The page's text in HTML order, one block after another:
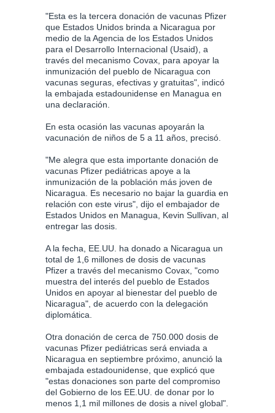
"Esta es la tercera donación de vacunas Pfizer
que Estados Unidos brinda a Nicaragua por
medio de la Agencia de los Estados Unidos
para el Desarrollo Internacional (Usaid), a
través del mecanismo Covax, para apoyar la
inmunización del pueblo de Nicaragua con
vacunas seguras, efectivas y gratuitas", indicó
la embajada estadounidense en Managua en
una declaración.
En esta ocasión las vacunas apoyarán la
vacunación de niños de 5 a 11 años, precisó.
"Me alegra que esta importante donación de
vacunas Pfizer pediátricas apoye a la
inmunización de la población más joven de
Nicaragua. Es necesario no bajar la guardia en
relación con este virus", dijo el embajador de
Estados Unidos en Managua, Kevin Sullivan, al
entregar las dosis.
A la fecha, EE.UU. ha donado a Nicaragua un
total de 1,6 millones de dosis de vacunas
Pfizer a través del mecanismo Covax, "como
muestra del interés del pueblo de Estados
Unidos en apoyar al bienestar del pueblo de
Nicaragua", de acuerdo con la delegación
diplomática.
Otra donación de cerca de 750.000 dosis de
vacunas Pfizer pediátricas será enviada a
Nicaragua en septiembre próximo, anunció la
embajada estadounidense, que explicó que
"estas donaciones son parte del compromiso
del Gobierno de los EE.UU. de donar por lo
menos 1,1 mil millones de dosis a nivel global".